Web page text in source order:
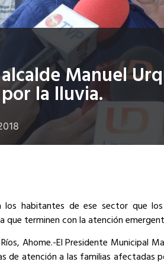
Manuel
la lluvia.
los habitantes de ese sector que
que terminen con la atención
Ahome.-El Presidente Municipal
de atención a las familias afectadas